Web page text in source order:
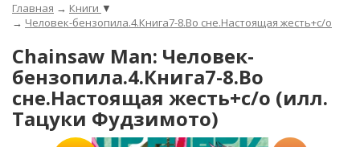
Главная → Книги ▼
→ Человек-бензопила.4.Книга7-8.Во сне.Настоящая жесть+с/о
Chainsaw Man: Человек-
бензопила.4.Книга7-8.Во
сне.Настоящая жесть+с/о (илл.
Тацуки Фудзимото)